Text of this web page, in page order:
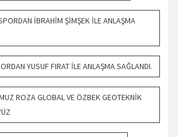
İBRAHIM ŞIMŞEK ILE ANLAŞMA
YUSUF FIRAT ILE ANLAŞMA SAĞLANDI.
ROZA GLOBAL VE ÖZBEK GEOTEKNIK